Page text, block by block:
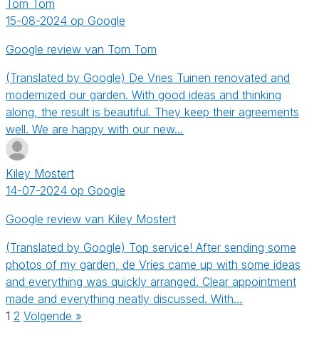
Tom Tom
15-08-2024 op Google
Google review van Tom Tom
(Translated by Google) De Vries Tuinen renovated and
modernized our garden. With good ideas and thinking
along, the result is beautiful. They keep their agreements
well. We are happy with our new…
Kiley Mostert
14-07-2024 op Google
Google review van Kiley Mostert
(Translated by Google) Top service! After sending some
photos of my garden, de Vries came up with some ideas
and everything was quickly arranged. Clear appointment
made and everything neatly discussed. With…
1 2 Volgende »